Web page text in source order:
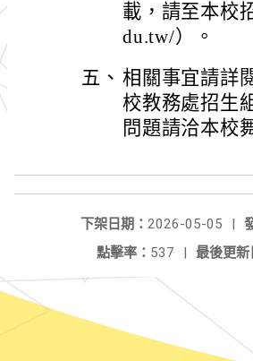
載，請至本校
du.tw/）。
五、 相關事宜請詳
校教務處招生
問題請洽本校
下架日期： 2026-05-05
|
最後更新
點擊率： 537 |